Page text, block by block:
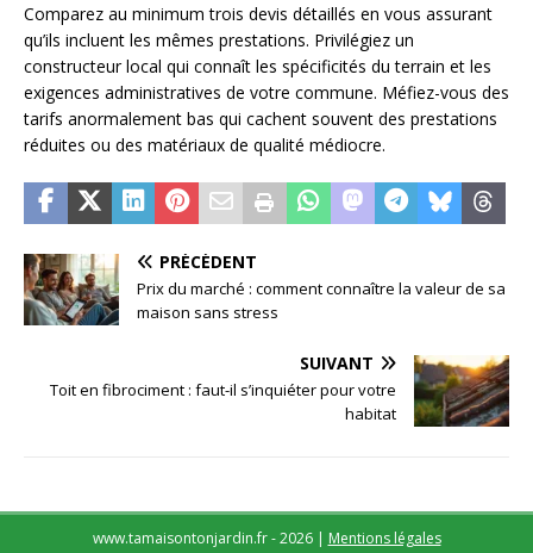
Comparez au minimum trois devis détaillés en vous assurant
qu’ils incluent les mêmes prestations. Privilégiez un
constructeur local qui connaît les spécificités du terrain et les
exigences administratives de votre commune. Méfiez-vous des
tarifs anormalement bas qui cachent souvent des prestations
réduites ou des matériaux de qualité médiocre.
PRÉCÉDENT
Prix du marché : comment connaître la valeur de sa
maison sans stress
SUIVANT
Toit en fibrociment : faut-il s’inquiéter pour votre
habitat
www.tamaisontonjardin.fr - 2026 | Mentions légales